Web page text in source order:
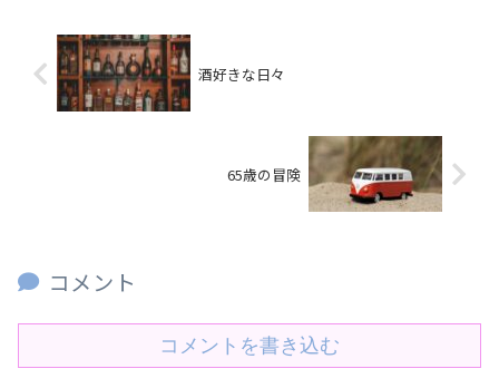
酒好きな日々
65歳の冒険
コメント
コメントを書き込む